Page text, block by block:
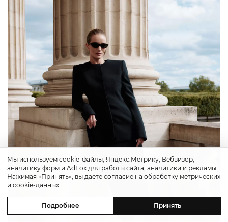
Мы используем cookie-файлы, Яндекс.Метрику, Вебвизор,
аналитику форм и AdFox для работы сайта, аналитики и рекламы.
Нажимая «Принять», вы даете согласие на обработку метрических
и cookie-данных.
Подробнее Принять